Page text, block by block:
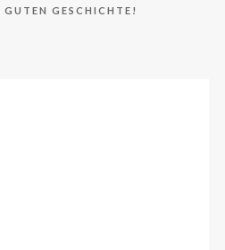
GESCHICHTE!